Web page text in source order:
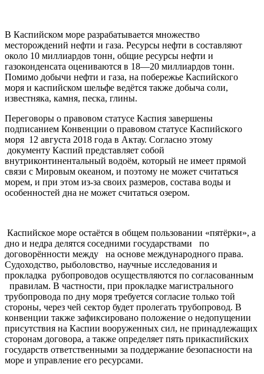
В Каспийском море разрабатывается множество
месторождений нефти и газа. Ресурсы нефти в составляют
около 10 миллиардов тонн, общие ресурсы нефти и
газоконденсата оцениваются в 18—20 миллиардов тонн.
Помимо добычи нефти и газа, на побережье Каспийского
моря и каспийском шельфе ведётся также добыча соли,
известняка, камня, песка, глины.
Переговоры о правовом статусе Каспия завершены
подписанием Конвенции о правовом статусе Каспийского
моря 12 августа 2018 года в Актау. Согласно этому
документу Каспий представляет собой
внутриконтинентальный водоём, который не имеет прямой
связи с Мировым океаном, и поэтому не может считаться
морем, и при этом из-за своих размеров, состава воды и
особенностей дна не может считаться озером.
Каспийское море остаётся в общем пользовании «пятёрки», а
дно и недра делятся соседними государствами по
договорённости между на основе международного права.
Судоходство, рыболовство, научные исследования и
прокладка рубопроводов осуществляются по согласованным
правилам. В частности, при прокладке магистрального
трубопровода по дну моря требуется согласие только той
стороны, через чей сектор будет пролегать трубопровод. В
конвенции также зафиксировано положение о недопущении
присутствия на Каспии вооруженных сил, не принадлежащих
сторонам договора, а также определяет пять прикаспийских
государств ответственными за поддержание безопасности на
море и управление его ресурсами.